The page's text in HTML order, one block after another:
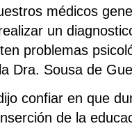
médicos
un
problemas
Dra. Sousa de
confiar en que
de la